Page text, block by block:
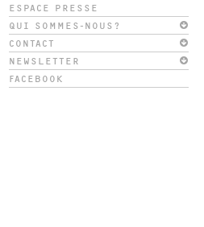
ESPACE PRESSE
QUI SOMMES-NOUS?
CONTACT
NEWSLETTER
FACEBOOK